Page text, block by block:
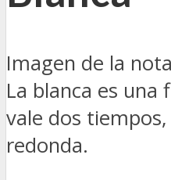
Imagen de la
La blanca es una
vale dos
redonda.